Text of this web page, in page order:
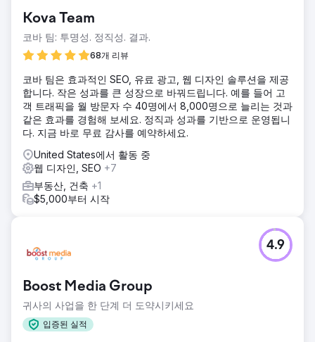
동차 행사 참여 등이 포함되었지만, 각 방식에 투입되는 인력
과 신규 고객 확보에 소요되는 시간 때문에 고객당 비용이 높
았습니다. 고객사는 사업 확장을 위해 온라인 판매가 필요하다
는 것을 알고 있었지만, 광고에 대해서는 아는 바가 거의 없었
습니다.
솔루션
고객의 온라인 구매 경험에서 부족한 부분을 파악했습니다. 웹
사이트는 전환율 최적화(CRO)와 검색 엔진 최적화(SEO)가 미
흡하여 무료 유입 고객을 확보하지 못하고 있었습니다. 또한
고객의 구매 욕구를 자극할 핵심 판매 정보가 부족했습니다.
이 쇼핑몰의 차별점은 무엇이며, 고객이 랩핑 제품을 선택해야
하는 이유는 무엇일까요? 고객의 구매 의도를 분석하고, 그에
맞춰 웹사이트를 개선했습니다. 이후 구글 애즈와 메타 애즈
(페이스북/인스타그램)를 활용한 본격적인 캠페인을 시작했습
지난 12개월 동안 638대의 차량에 랩핑 서비스를 제공했습니
다. 평균 랩핑 업체가 4,000달러를 기준으로 했을 때, 고객 1인
당 비용은 단 235달러였습니다. 처음 몇 달은 데이터 수집에
시간이 걸렸지만, 12개월 동안 평균적으로 매달 50대의 차량에
랩핑 서비스를 제공했습니다. 그 결과, 총 252만 달러의 매출
을 올렸습니다.
Kova Team
코바 팀: 투명성. 정직성. 결과.
68개 리뷰
코바 팀은 효과적인 SEO, 유료 광고, 웹 디자인 솔루션을 제공
합니다. 작은 성과를 큰 성장으로 바꿔드립니다. 예를 들어 고
객 트래픽을 월 방문자 수 40명에서 8,000명으로 늘리는 것과
같은 효과를 경험해 보세요. 정직과 성과를 기반으로 운영됩니
다. 지금 바로 무료 감사를 예약하세요.
United States에서 활동 중
웹 디자인, SEO +7
부동산, 건축 +1
$5,000부터 시작
Boost Media Group
귀사의 사업을 한 단계 더 도약시키세요
입증된 실적
4.9